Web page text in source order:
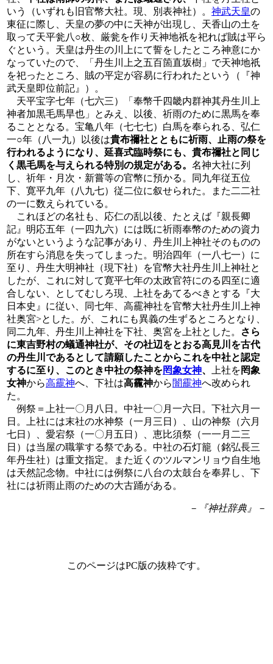
いう（いずれも旧官幣大社。現、別表神社）。 神武天皇の
東征に際し、天皇の夢の中に天神が出現し、天香山の土を
取って天平瓮八○枚、厳瓮を作り天神地祇を祀れば賊は平ら
ぐという。天皇は丹生の川上にて誓をしたところ神意にか
なっていたので、「丹生川上之五百箇直坂樹」で天神地祇
を祀ったところ、賊の平定が容易に行われたという（『神
武天皇即位前記』）。
天平宝字七年（七六三）「奉幣千四畿内群神其丹生川上
神者加黒毛馬旱也」とみえ、以後、祈雨のために黒馬を奉
ることとなる。宝亀八年（七七七）白馬を奉られる、弘仁
一○年（八一九）以後は貴布禰社とともに祈雨、止雨の祭を
行われるようになり、延喜式臨時祭にも、貴布禰社と同じ
く黒毛馬を与えられる特別の規定がある。 名神大社に列
し、祈年・月次・新嘗等の官幣に預かる。同九年従五位
下、寛平九年（八九七）従二位に叙せられた。また二二社
の一に数えられている。
これほどの名社も、応仁の乱以後、たとえば『親長卿
記』明応五年（一四九六）には既に祈雨奉幣のための資力
がないというような記事があり、丹生川上神社そのものの
所在すら消息を失ってしまった。明治四年（一八七一）に
至り、丹生大明神社（現下社）を官幣大社丹生川上神社と
したが、これに対して寛平七年の太政官符にのる四至に適
合しない、としてむしろ現、上社をあてるべきとする『大
日本史』に従い、同七年、高靇神社を官幣大社丹生川上神
社奥宮>とした。が、これにも異義の生ずるところとなり、
同二九年、丹生川上神社を下社、奥宮を上社とした。
さら
に東吉野村の蟻通神社が、その社辺をとおる高見川を古代
の丹生川であるとして請願したことからこれを中社と認定
するに至り、このとき中社の祭神を罔象女神、 上社を 罔象
女神から高靇神へ、下社は高靇神から闇靇神へ改められ
た。
例祭＝上社一〇月八日。中社一〇月一六日。下社六月一
日。上社には末社の水神祭（一月三日）、山の神祭（六月
七日）、愛宕祭（一〇月五日）、恵比須祭（一一月二三
日）は当屋の職掌する祭である。中社の石灯籠（銘弘長三
年丹生社）は重文指定。また近くのツルマンリョウ自生地
は天然記念物。中社には例祭に八台の太鼓台を奉昇し、下
社には祈雨止雨のための大古踊がある。
－『神社辞典』－
このページはPC版の抜粋です。